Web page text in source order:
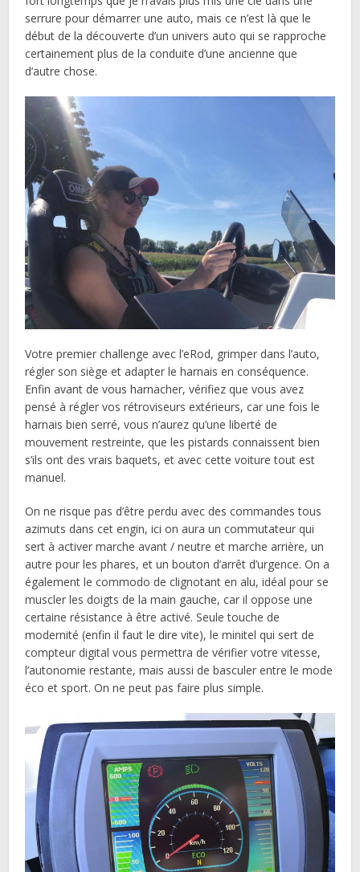
serrure pour démarrer une auto, mais ce n’est là que le
début de la découverte d’un univers auto qui se rapproche
certainement plus de la conduite d’une ancienne que
d’autre chose.
Votre premier challenge avec l’eRod, grimper dans l’auto,
régler son siège et adapter le harnais en conséquence.
Enfin avant de vous harnacher, vérifiez que vous avez
pensé à régler vos rétroviseurs extérieurs, car une fois le
harnais bien serré, vous n’aurez qu’une liberté de
mouvement restreinte, que les pistards connaissent bien
s’ils ont des vrais baquets, et avec cette voiture tout est
manuel.
On ne risque pas d’être perdu avec des commandes tous
azimuts dans cet engin, ici on aura un commutateur qui
sert à activer marche avant / neutre et marche arrière, un
autre pour les phares, et un bouton d’arrêt d’urgence. On a
également le commodo de clignotant en alu, idéal pour se
muscler les doigts de la main gauche, car il oppose une
certaine résistance à être activé. Seule touche de
modernité (enfin il faut le dire vite), le minitel qui sert de
compteur digital vous permettra de vérifier votre vitesse,
l’autonomie restante, mais aussi de basculer entre le mode
éco et sport. On ne peut pas faire plus simple.